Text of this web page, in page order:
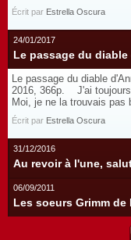
Écrit par Estrella Oscura
24/01/2017
Le passage du
Le passage du diable
2016, 366p. J'ai toujours
Moi, je ne la trouvais pas
Écrit par Estrella Oscura
31/12/2016
Au revoir à l'une,
06/09/2011
Les soeurs Grimm